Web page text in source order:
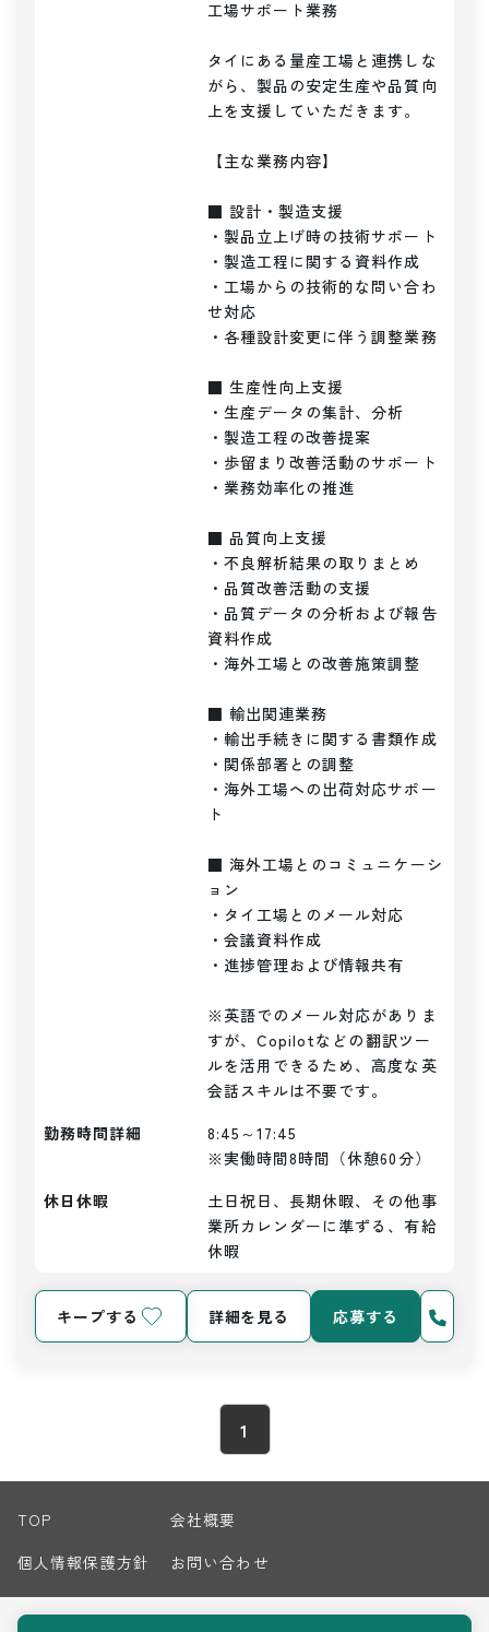
工場サポート業務
タイにある量産工場と連携しな
がら、製品の安定生産や品質向
上を支援していただきます。
【主な業務内容】
■ 設計・製造支援
・製品立上げ時の技術サポート
・製造工程に関する資料作成
・工場からの技術的な問い合わ
せ対応
・各種設計変更に伴う調整業務
■ 生産性向上支援
・生産データの集計、分析
・製造工程の改善提案
・歩留まり改善活動のサポート
・業務効率化の推進
■ 品質向上支援
・不良解析結果の取りまとめ
・品質改善活動の支援
・品質データの分析および報告
資料作成
・海外工場との改善施策調整
■ 輸出関連業務
・輸出手続きに関する書類作成
・関係部署との調整
・海外工場への出荷対応サポー
ト
■ 海外工場とのコミュニケーシ
ョン
・タイ工場とのメール対応
・会議資料作成
・進捗管理および情報共有
※英語でのメール対応がありま
すが、Copilotなどの翻訳ツー
ルを活用できるため、高度な英
会話スキルは不要です。
勤務時間詳細
8:45～17:45
※実働時間8時間（休憩60分）
休日休暇
土日祝日、長期休暇、その他事
業所カレンダーに準ずる、有給
休暇
キープする 詳細を見る 応募する
1
TOP
会社概要
個人情報保護方針
お問い合わせ